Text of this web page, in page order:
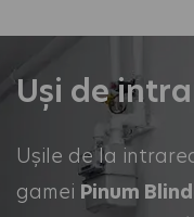
Uși de
Ușile de la
gamei Pinum